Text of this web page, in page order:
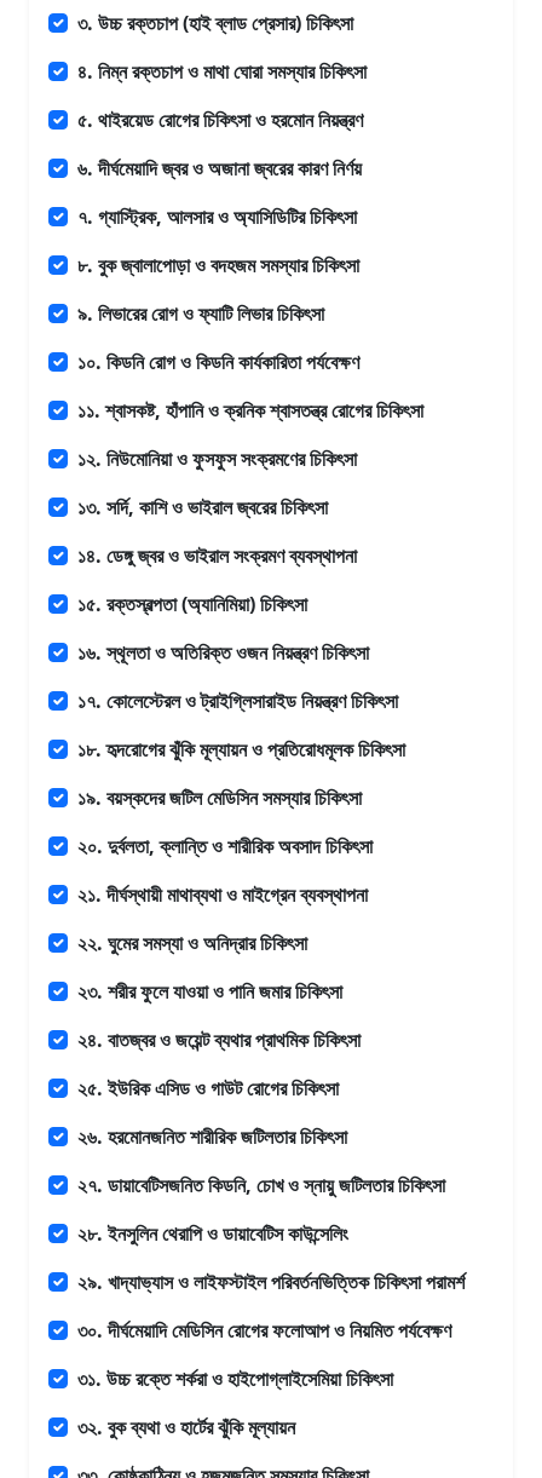
৩. উচ্চ রক্তচাপ (হাই ব্লাড প্রেসার) চিকিৎসা
৪. নিম্ন রক্তচাপ ও মাথা ঘোরা সমস্যার চিকিৎসা
৫. থাইরয়েড রোগের চিকিৎসা ও হরমোন নিয়ন্ত্রণ
৬. দীর্ঘমেয়াদি জ্বর ও অজানা জ্বরের কারণ নির্ণয়
৭. গ্যাস্ট্রিক, আলসার ও অ্যাসিডিটির চিকিৎসা
৮. বুক জ্বালাপোড়া ও বদহজম সমস্যার চিকিৎসা
৯. লিভারের রোগ ও ফ্যাটি লিভার চিকিৎসা
১০. কিডনি রোগ ও কিডনি কার্যকারিতা পর্যবেক্ষণ
১১. শ্বাসকষ্ট, হাঁপানি ও ক্রনিক শ্বাসতন্ত্র রোগের চিকিৎসা
১২. নিউমোনিয়া ও ফুসফুস সংক্রমণের চিকিৎসা
১৩. সর্দি, কাশি ও ভাইরাল জ্বরের চিকিৎসা
১৪. ডেঙ্গু জ্বর ও ভাইরাল সংক্রমণ ব্যবস্থাপনা
১৫. রক্তস্বল্পতা (অ্যানিমিয়া) চিকিৎসা
১৬. স্থূলতা ও অতিরিক্ত ওজন নিয়ন্ত্রণ চিকিৎসা
১৭. কোলেস্টেরল ও ট্রাইগ্লিসারাইড নিয়ন্ত্রণ চিকিৎসা
১৮. হৃদরোগের ঝুঁকি মূল্যায়ন ও প্রতিরোধমূলক চিকিৎসা
১৯. বয়স্কদের জটিল মেডিসিন সমস্যার চিকিৎসা
২০. দুর্বলতা, ক্লান্তি ও শারীরিক অবসাদ চিকিৎসা
২১. দীর্ঘস্থায়ী মাথাব্যথা ও মাইগ্রেন ব্যবস্থাপনা
২২. ঘুমের সমস্যা ও অনিদ্রার চিকিৎসা
২৩. শরীর ফুলে যাওয়া ও পানি জমার চিকিৎসা
২৪. বাতজ্বর ও জয়েন্ট ব্যথার প্রাথমিক চিকিৎসা
২৫. ইউরিক এসিড ও গাউট রোগের চিকিৎসা
২৬. হরমোনজনিত শারীরিক জটিলতার চিকিৎসা
২৭. ডায়াবেটিসজনিত কিডনি, চোখ ও স্নায়ু জটিলতার চিকিৎসা
২৮. ইনসুলিন থেরাপি ও ডায়াবেটিস কাউন্সেলিং
২৯. খাদ্যাভ্যাস ও লাইফস্টাইল পরিবর্তনভিত্তিক চিকিৎসা পরামর্শ
৩০. দীর্ঘমেয়াদি মেডিসিন রোগের ফলোআপ ও নিয়মিত পর্যবেক্ষণ
৩১. উচ্চ রক্তে শর্করা ও হাইপোগ্লাইসেমিয়া চিকিৎসা
৩২. বুক ব্যথা ও হার্টের ঝুঁকি মূল্যায়ন